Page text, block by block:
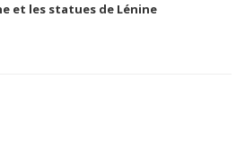
et les statues de Lénine